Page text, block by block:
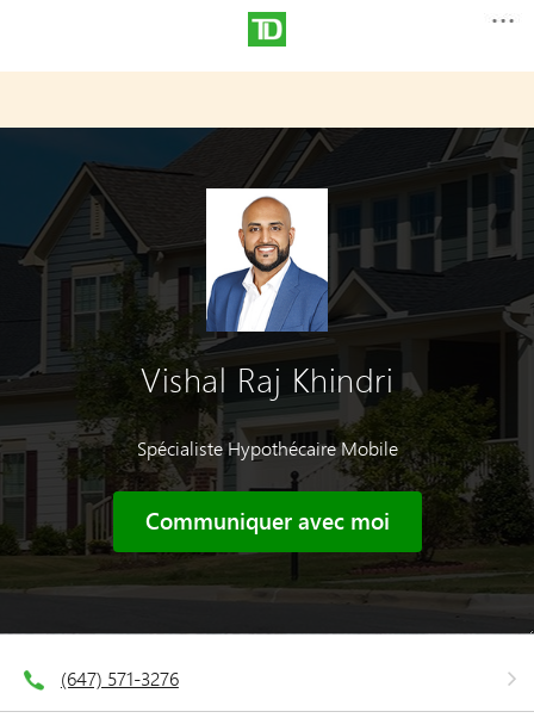
Vishal Raj Khindri
Spécialiste Hypothécaire Mobile
Communiquer avec moi
(647) 571-3276